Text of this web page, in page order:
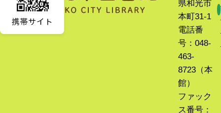
県和光市
本町31-1
電話番
号：048-
463-
8723（本
館）
ファック
ス番号：